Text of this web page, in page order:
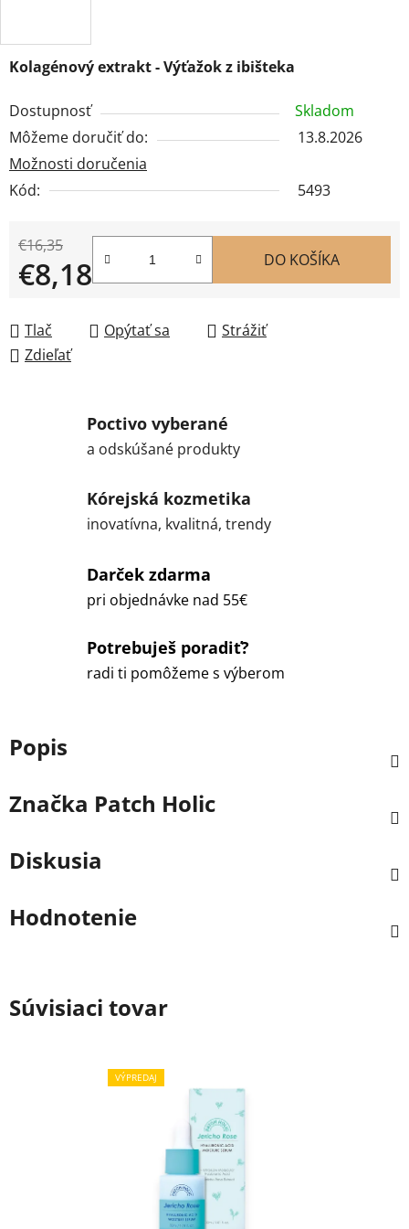
Kolagénový extrakt - Výťažokz ibišteka
Dostupnosť
Skladom
Môžeme doručiť do:
13.8.2026
Možnosti doručenia
Kód:
5493
€16,35
€8,18 DO KOŠÍKA
Tlač Opýtať sa
Strážiť
Zdieľať
Poctivo vyberané
a odskúšané produkty
Kórejská kozmetika
inovatívna, kvalitná, trendy
Darček zdarma
pri objednávke nad 55€
Potrebuješ poradiť?
radi ti pomôžeme s výberom
Popis
Značka Patch Holic
Diskusia
Hodnotenie
Súvisiaci tovar
VÝPREDAJ